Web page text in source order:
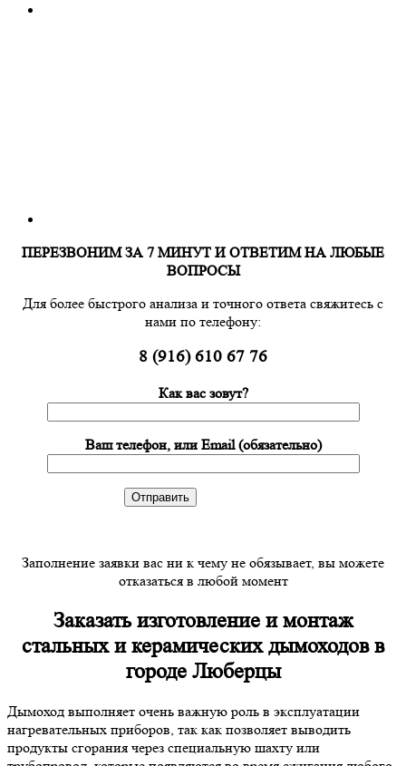
ПЕРЕЗВОНИМ ЗА 7 МИНУТ И ОТВЕТИМ НА ЛЮБЫЕ
ВОПРОСЫ
Для более быстрого анализа и точного ответа свяжитесь с
нами по телефону:
8 (916) 610 67 76
Как вас зовут?
Ваш телефон, или Email (обязательно)
Заполнение заявки вас ни к чему не обязывает, вы можете
отказаться в любой момент
Заказать изготовление и монтаж
стальных и керамических дымоходов в
городе Люберцы
Дымоход выполняет очень важную роль в эксплуатации
нагревательных приборов, так как позволяет выводить
продукты сгорания через специальную шахту или